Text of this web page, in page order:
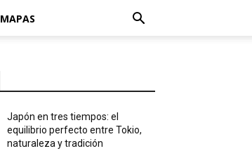
MAPAS
Japón en tres tiempos: el
equilibrio perfecto entre Tokio,
naturaleza y tradición